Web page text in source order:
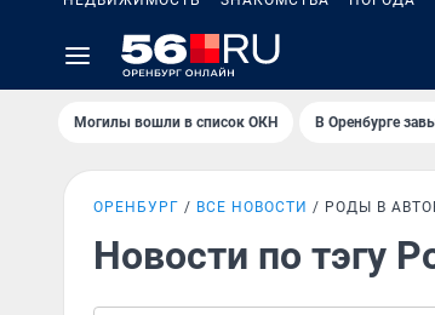
Могилы вошли в список ОКН В Оренбурге
ОРЕНБУРГ ВСЕ НОВОСТИ РОДЫ В
Новости по тэгу